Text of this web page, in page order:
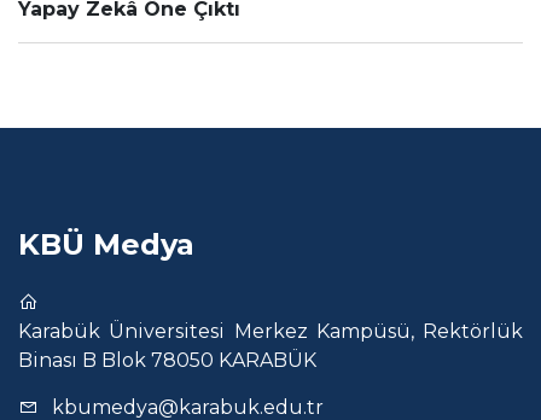
Yapay Zekâ Öne Çıktı
KBÜ Medya
Karabük Üniversitesi Merkez Kampüsü, Rektörlük
Binası B Blok 78050 KARABÜK
kbumedya@karabuk.edu.tr